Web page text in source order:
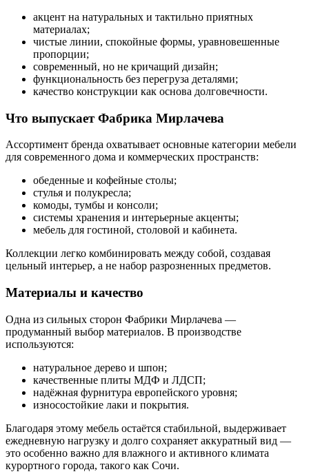
акцент на натуральных и тактильно приятных
материалах;
чистые линии, спокойные формы, уравновешенные
пропорции;
современный, но не кричащий дизайн;
функциональность без перегруза деталями;
качество конструкции как основа долговечности.
Что выпускает Фабрика Мирлачева
Ассортимент бренда охватывает основные категории мебели
для современного дома и коммерческих пространств:
обеденные и кофейные столы;
стулья и полукресла;
комоды, тумбы и консоли;
системы хранения и интерьерные акценты;
мебель для гостиной, столовой и кабинета.
Коллекции легко комбинировать между собой, создавая
цельный интерьер, а не набор разрозненных предметов.
Материалы и качество
Одна из сильных сторон Фабрики Мирлачева —
продуманный выбор материалов. В производстве
используются:
натуральное дерево и шпон;
качественные плиты МДФ и ЛДСП;
надёжная фурнитура европейского уровня;
износостойкие лаки и покрытия.
Благодаря этому мебель остаётся стабильной, выдерживает
ежедневную нагрузку и долго сохраняет аккуратный вид —
это особенно важно для влажного и активного климата
курортного города, такого как Сочи.